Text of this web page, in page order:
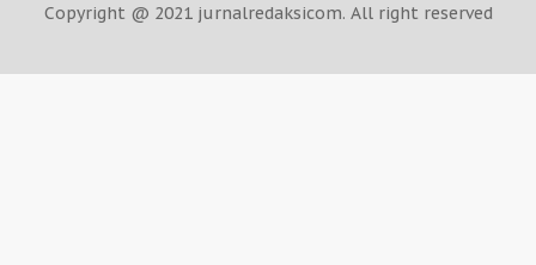
Copyright @ 2021 jurnalredaksicom. All right reserved